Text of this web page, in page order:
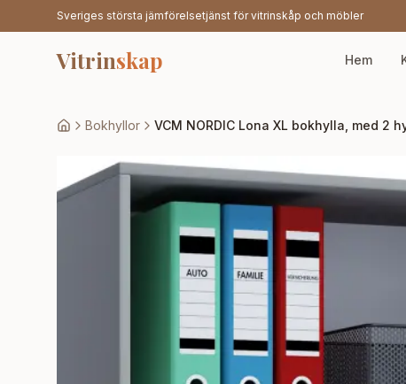
Sveriges största jämförelsetjänst för vitrinskåp och möbler
Vitrinskap Hem
Bokhyllor VCM NORDIC Lona XL bokhylla, med 2